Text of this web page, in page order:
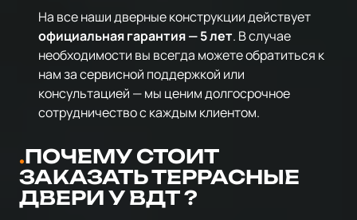
На все наши дверные конструкции действует
официальная гарантия — 5 лет. В случае
необходимости вы всегда можете обратиться к
нам за сервисной поддержкой или
консультацией — мы ценим долгосрочное
сотрудничество с каждым клиентом.
ПОЧЕМУ СТОИТ
ЗАКАЗАТЬ ТЕРРАСНЫЕ
ДВЕРИ У ВДТ ?